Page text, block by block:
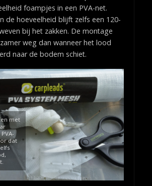
foampjes in een PVA-net.
de hoeveelheid blijft zelfs een 120-
bij het zakken. De montage
weg dan wanneer het lood
naar de bodem schiet.
met
dat